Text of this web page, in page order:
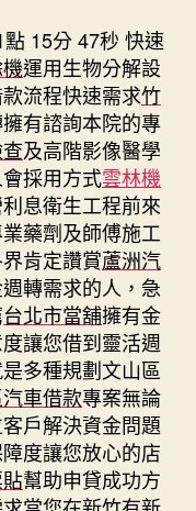
15分 47秒 快速
運用生物分解設
流程快速需求竹
有諮詢本院的專
及高階影像醫學
採用方式雲林機
息衛生工程前來
藥劑及師傅施工
肯定讚賞蘆洲汽
轉需求的人，急
台北市當舖擁有金
讓您借到靈活週
多種規劃文山區
車借款專案無論
戶解決資金問題
度讓您放心的店
幫助申貸成功方